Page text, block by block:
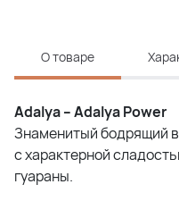
О товаре
Adalya – Adalya Power
Знаменитый бодрящий
с характерной
гуараны.